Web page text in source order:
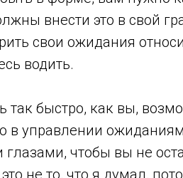
внести это в свой
свои ожидания
водить.
так быстро, как вы,
в управлении
чтобы вы не
не то, что я думал,